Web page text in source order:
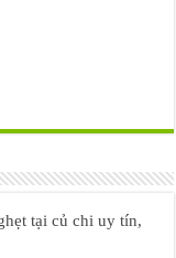
tại củ chi uy tín,